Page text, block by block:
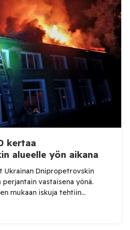
tapauksesta sekä
[…]
kertaa
alueelle yön aikana
Ukrainan Dnipropetrovskin
vastaisena yönä.
mukaan iskuja tehtiin